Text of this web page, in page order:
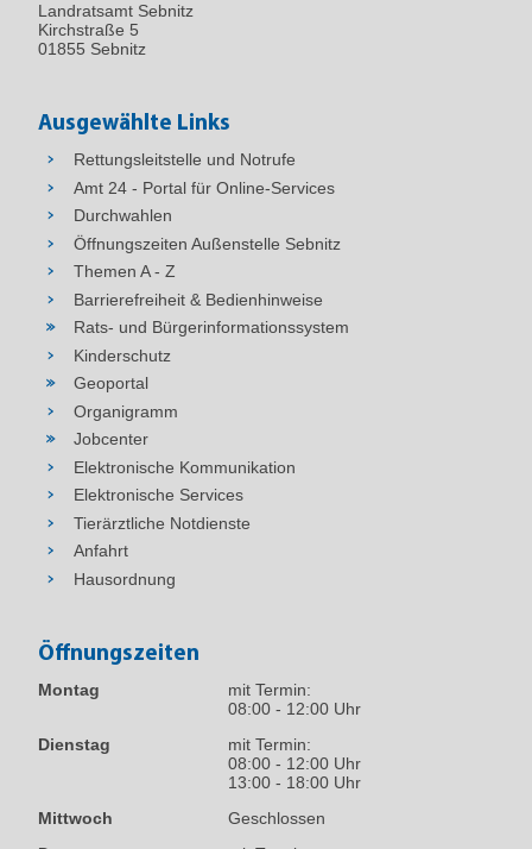
Landratsamt Sebnitz
Kirchstraße 5
01855 Sebnitz
Ausgewählte Links
Rettungsleitstelle und Notrufe
Amt 24 - Portal für Online-Services
Durchwahlen
Öffnungszeiten Außenstelle Sebnitz
Themen A - Z
Barrierefreiheit & Bedienhinweise
Rats- und Bürgerinformationssystem
Kinderschutz
Geoportal
Organigramm
Jobcenter
Elektronische Kommunikation
Elektronische Services
Tierärztliche Notdienste
Anfahrt
Hausordnung
Öffnungszeiten
Montag
mit Termin:
08:00 - 12:00 Uhr
Dienstag
mit Termin:
08:00 - 12:00 Uhr
13:00 - 18:00 Uhr
Mittwoch
Geschlossen